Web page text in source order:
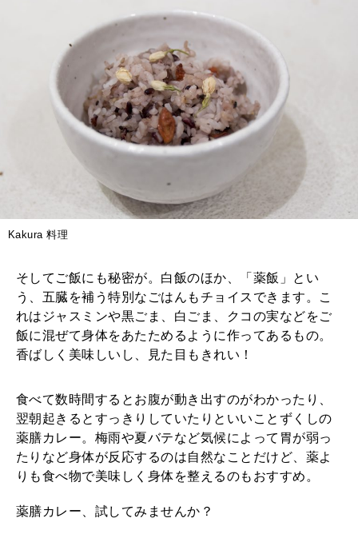
Kakura 料理
そしてご飯にも秘密が。白飯のほか、「薬飯」とい
う、五臓を補う特別なごはんもチョイスできます。こ
れはジャスミンや黒ごま、白ごま、クコの実などをご
飯に混ぜて身体をあたためるように作ってあるもの。
香ばしく美味しいし、見た目もきれい！
食べて数時間するとお腹が動き出すのがわかったり、
翌朝起きるとすっきりしていたりといいことずくしの
薬膳カレー。梅雨や夏バテなど気候によって胃が弱っ
たりなど身体が反応するのは自然なことだけど、薬よ
りも食べ物で美味しく身体を整えるのもおすすめ。
薬膳カレー、試してみませんか？